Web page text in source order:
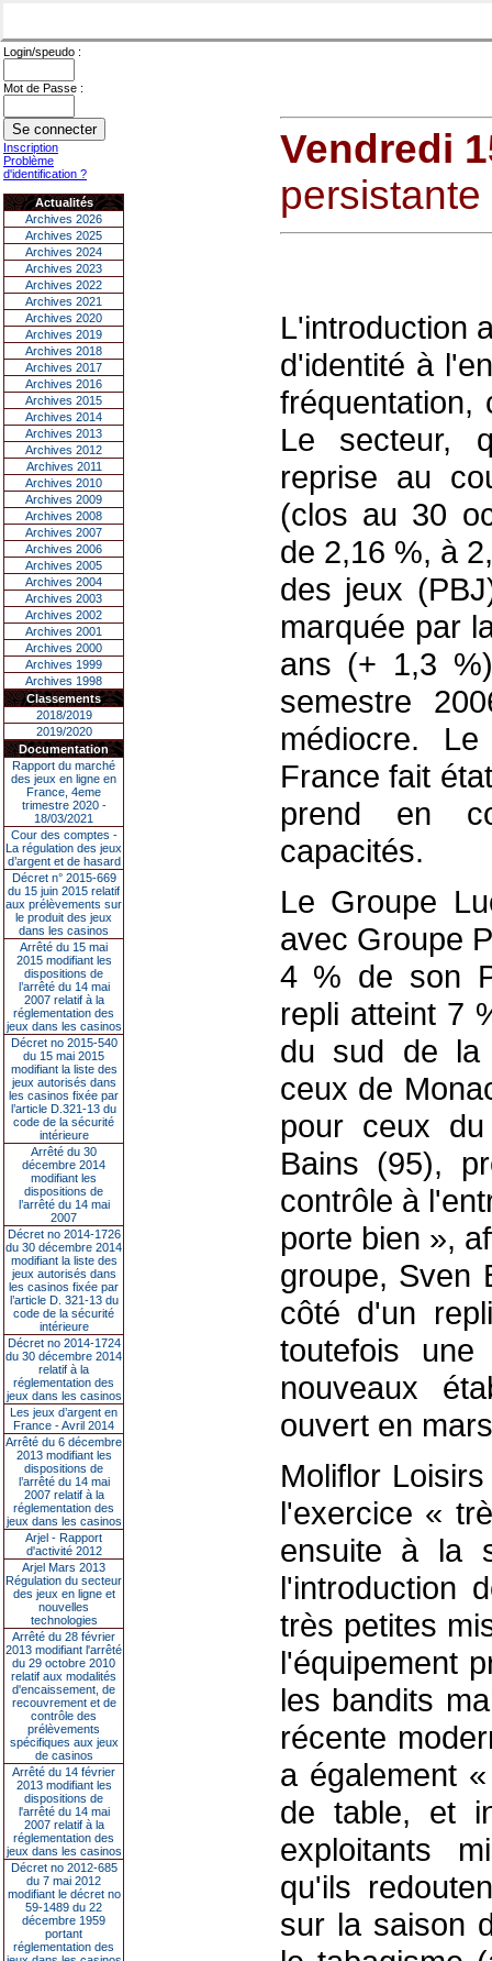
Login/speudo :
Mot de Passe :
Inscription
Problème
d'identification ?
Actualités
Archives 2026
Archives 2025
Archives 2024
Archives 2023
Archives 2022
Archives 2021
Archives 2020
Archives 2019
Archives 2018
Archives 2017
Archives 2016
Archives 2015
Archives 2014
Archives 2013
Archives 2012
Archives 2011
Archives 2010
Archives 2009
Archives 2008
Archives 2007
Archives 2006
Archives 2005
Archives 2004
Archives 2003
Archives 2002
Archives 2001
Archives 2000
Archives 1999
Archives 1998
Classements
2018/2019
2019/2020
Documentation
Rapport du marché
des jeux en ligne en
France, 4eme
trimestre 2020 -
18/03/2021
Cour des comptes -
La régulation des jeux
d’argent et de hasard
Décret n° 2015-669
du 15 juin 2015 relatif
aux prélèvements sur
le produit des jeux
dans les casinos
Arrêté du 15 mai
2015 modifiant les
dispositions de
l’arrêté du 14 mai
2007 relatif à la
réglementation des
jeux dans les casinos
Décret no 2015-540
du 15 mai 2015
modifiant la liste des
jeux autorisés dans
les casinos fixée par
l’article D.321-13 du
code de la sécurité
intérieure
Arrêté du 30
décembre 2014
modifiant les
dispositions de
l’arrêté du 14 mai
2007
Décret no 2014-1726
du 30 décembre 2014
modifiant la liste des
jeux autorisés dans
les casinos fixée par
l’article D. 321-13 du
code de la sécurité
intérieure
Décret no 2014-1724
du 30 décembre 2014
relatif à la
réglementation des
jeux dans les casinos
Les jeux d’argent en
France - Avril 2014
Arrêté du 6 décembre
2013 modifiant les
dispositions de
l’arrêté du 14 mai
2007 relatif à la
réglementation des
jeux dans les casinos
Arjel - Rapport
d'activité 2012
Arjel Mars 2013
Régulation du secteur
des jeux en ligne et
nouvelles
technologies
Arrêté du 28 février
2013 modifiant l'arrêté
du 29 octobre 2010
relatif aux modalités
d'encaissement, de
recouvrement et de
contrôle des
prélèvements
spécifiques aux jeux
de casinos
Arrêté du 14 février
2013 modifiant les
dispositions de
l'arrêté du 14 mai
2007 relatif à la
réglementation des
jeux dans les casinos
Décret no 2012-685
du 7 mai 2012
modifiant le décret no
59-1489 du 22
décembre 1959
portant
réglementation des
Vendredi
L'introduction
d'identité à
fréquentation,
Le secteur,
reprise au
(clos au 30
de 2,16 %, à
des jeux
marquée par
ans (+ 1,3
semestre
médiocre.
France fait
prend en
capacités.
Le Groupe
avec Groupe
4 % de son
repli atteint 7
du sud de la
ceux de
pour ceux
Bains (95),
contrôle à
porte bien »,
groupe, Sven
côté d'un
toutefois
nouveaux
ouvert en
Moliflor
l'exercice «
ensuite à la
l'introduction
très petites
l'équipement
les bandits
récente
a également
de table, et
exploitants
qu'ils
sur la saison